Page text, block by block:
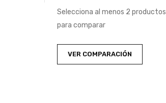
Selecciona al menos 2 productos
para comparar
VER COMPARACIÓN